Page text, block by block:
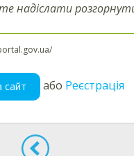
надіслати
сайт або Реєстрація